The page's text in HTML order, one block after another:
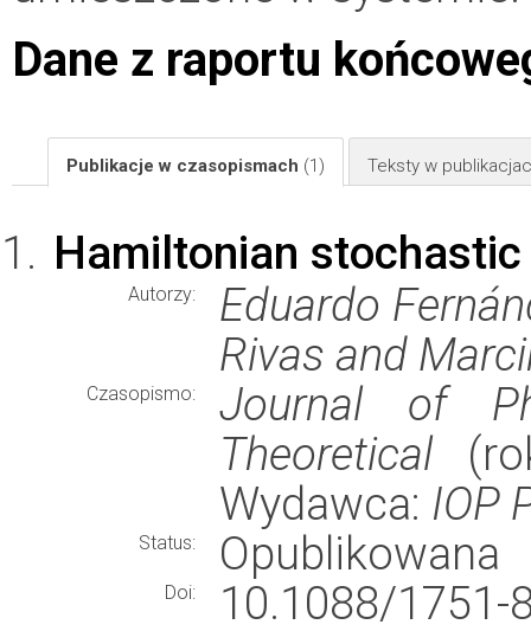
Dane z raportu
Publikacje w czasopismach (1) Teksty w
Hamiltonian
Autorzy:
Eduardo
Rivas and
Czasopismo:
Journal of
Theoretical
Wydawca: IOP
Status: Opublikowana
Doi: 10.1088/